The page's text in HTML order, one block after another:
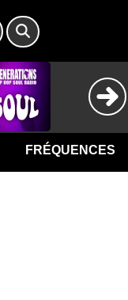
FRÉQUENCES